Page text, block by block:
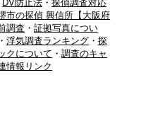
DV防止法 ・探偵調査対応
市の探偵 興信所【大阪府
調査 ・証拠写真につい
・浮気調査ランキング ・探
クについて ・調査のキャ
情報リンク